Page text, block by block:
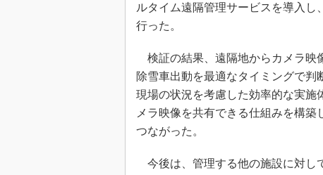
ルタイム遠隔管理サービスを導入
行った。
検証の結果、遠隔地からカメラ映
除雪車出動を最適なタイミングで判
現場の状況を考慮した効率的な実施
メラ映像を共有できる仕組みを構
つながった。
今後は、管理する他の施設に対し